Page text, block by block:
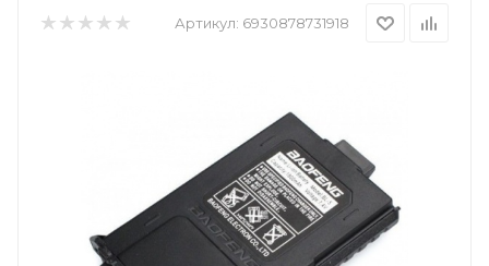
Артикул: 6930878731918